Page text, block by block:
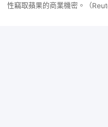
性竊取蘋果的商業機密。（